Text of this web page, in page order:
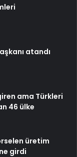
atandı
ama Türkleri
46 ülke
üretim
girdi